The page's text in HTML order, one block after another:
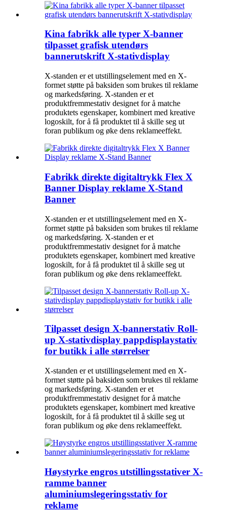
Kina fabrikk alle typer X-banner
tilpasset grafisk utendørs
bannerutskrift X-stativdisplay
X-standen er et utstillingselement med en X-
formet støtte på baksiden som brukes til reklame
og markedsføring. X-standen er et
produktfremmestativ designet for å matche
produktets egenskaper, kombinert med kreative
logoskilt, for å få produktet til å skille seg ut
foran publikum og øke dens reklameeffekt.
Fabrikk direkte digitaltrykk Flex X
Banner Display reklame X-Stand
Banner
X-standen er et utstillingselement med en X-
formet støtte på baksiden som brukes til reklame
og markedsføring. X-standen er et
produktfremmestativ designet for å matche
produktets egenskaper, kombinert med kreative
logoskilt, for å få produktet til å skille seg ut
foran publikum og øke dens reklameeffekt.
Tilpasset design X-bannerstativ Roll-
up X-stativdisplay pappdisplaystativ
for butikk i alle størrelser
X-standen er et utstillingselement med en X-
formet støtte på baksiden som brukes til reklame
og markedsføring. X-standen er et
produktfremmestativ designet for å matche
produktets egenskaper, kombinert med kreative
logoskilt, for å få produktet til å skille seg ut
foran publikum og øke dens reklameeffekt.
Høystyrke engros utstillingsstativer X-
ramme banner
aluminiumslegeringsstativ for
reklame